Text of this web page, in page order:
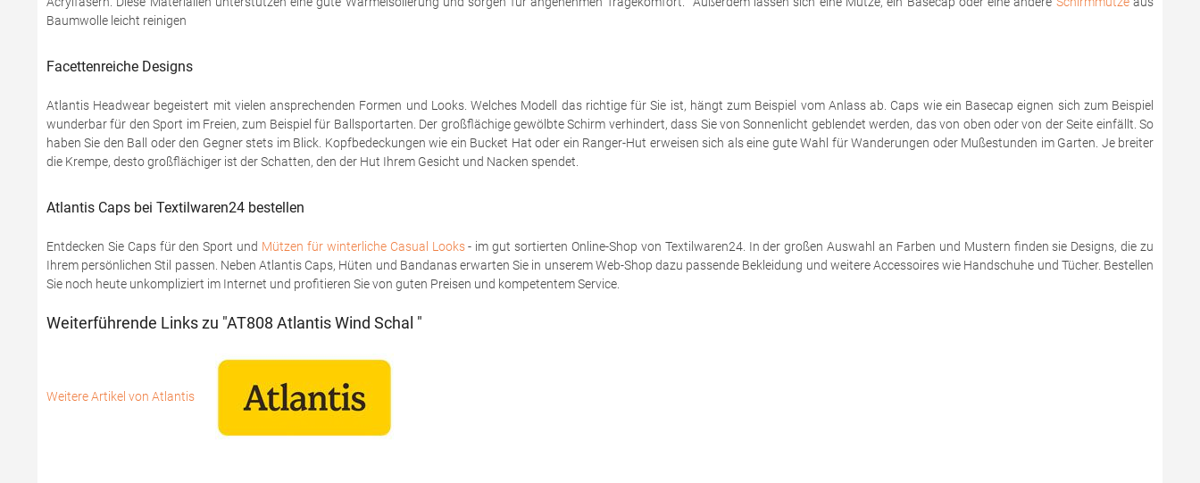
Baumwolle leicht reinigen
Facettenreiche Designs
Atlantis Headwear begeistert mit vielen ansprechenden Formen und Looks. Welches Modell das richtige für Sie ist, hängt zum Beispiel vom Anlass ab. Caps wie ein Basecap eignen sich zum Beispiel
wunderbar für den Sport im Freien, zum Beispiel für Ballsportarten. Der großflächige gewölbte Schirm verhindert, dass Sie von Sonnenlicht geblendet werden, das von oben oder von der Seite einfällt. So
haben Sie den Ball oder den Gegner stets im Blick. Kopfbedeckungen wie ein Bucket Hat oder ein Ranger-Hut erweisen sich als eine gute Wahl für Wanderungen oder Mußestunden im Garten. Je breiter
die Krempe, desto großflächiger ist der Schatten, den der Hut Ihrem Gesicht und Nacken spendet.
Atlantis Caps bei Textilwaren24 bestellen
Entdecken Sie Caps für den Sport und Mützen für winterliche Casual Looks- im gut sortierten Online-Shop von Textilwaren24. In der großen Auswahl an Farben und Mustern finden sie Designs, die zu
Ihrem persönlichen Stil passen. Neben Atlantis Caps, Hüten und Bandanas erwarten Sie in unserem Web-Shop dazu passende Bekleidung und weitere Accessoires wie Handschuhe und Tücher. Bestellen
Sie noch heute unkompliziert im Internet und profitieren Sie von guten Preisen und kompetentem Service.
Weiterführende Links zu "AT808 Atlantis Wind Schal "
Weitere Artikel von Atlantis